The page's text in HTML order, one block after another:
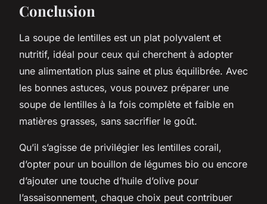
Conclusion
La soupe de lentilles est un plat polyvalent et
nutritif, idéal pour ceux qui cherchent à adopter
une alimentation plus saine et plus équilibrée. Avec
les bonnes astuces, vous pouvez préparer une
soupe de lentilles à la fois complète et faible en
matières grasses, sans sacrifier le goût.
Qu’il s’agisse de privilégier les lentilles corail,
d’opter pour un bouillon de légumes bio ou encore
d’ajouter une touche d’huile d’olive pour
l’assaisonnement, chaque choix peut contribuer